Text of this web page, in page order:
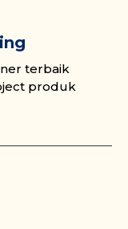
terbaik
produk